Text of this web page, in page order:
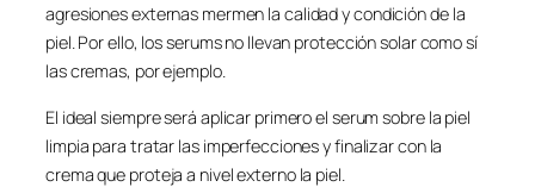
agresiones externas mermen la calidad y condición de la
piel. Por ello, los serums no llevan protección solar como sí
las cremas, por ejemplo.
El ideal siempre será aplicar primero el serum sobre la piel
limpia para tratar las imperfecciones y finalizar con la
crema que proteja a nivel externo la piel.